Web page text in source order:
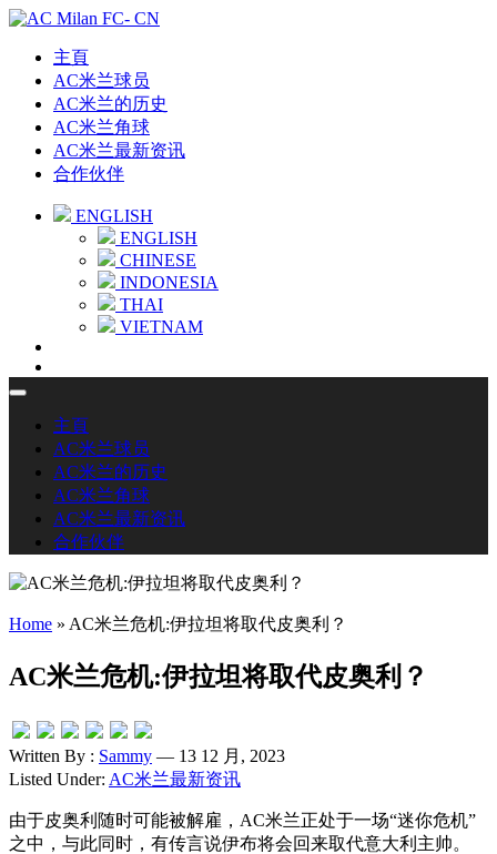
主頁
AC米兰球员
AC米兰的历史
AC米兰角球
AC米兰最新资讯
合作伙伴
ENGLISH
ENGLISH
CHINESE
INDONESIA
THAI
VIETNAM
主頁
AC米兰球员
AC米兰的历史
AC米兰角球
AC米兰最新资讯
合作伙伴
Home » AC米兰危机:伊拉坦将取代皮奥利？
AC米兰危机:伊拉坦将取代皮奥利？
Written By : Sammy — 13 12 月, 2023
Listed Under: AC米兰最新资讯
由于皮奥利随时可能被解雇，AC米兰正处于一场“迷你危机”
之中，与此同时，有传言说伊布将会回来取代意大利主帅。